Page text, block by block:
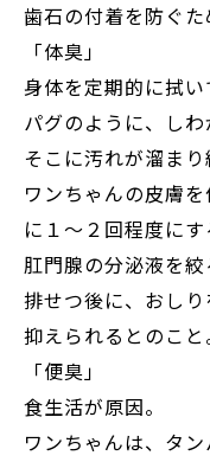
歯石の付着を防ぐた
「体臭」
身体を定期的に拭い
パグのように、しわ
そこに汚れが溜まり
ワンちゃんの皮膚
に１～２回程度にす
肛門腺の分泌液を絞
排せつ後に、おし
抑えられるとのこと
「便臭」
食生活が原因。
ワンちゃんは、タ